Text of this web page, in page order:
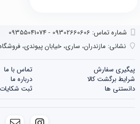
شماره تماس‌: 09302660606 - 09355041074
نشانی: مازندران، ساری، خیابان پیوندی،
پیگیری سفارش
تماس با ما
شرایط برگشت کالا
درباره ما
دانستنی ها
ثبت